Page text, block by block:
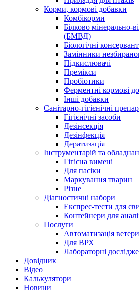
Корми, кормові добавки
Комбікорми
Білково мінерально-
(БМВД)
Біологічні
Замінники
Підкислювачі
Премікси
Пробіотики
Ферментні кормові
Інші добавки
Санітарно-гігієнічні
Гігієнічні засоби
Дезінсекція
Дезінфекція
Дератизація
Інструментарій та
Гігієна вимені
Для пасіки
Маркування тварин
Різне
Діагностичні набори
Експрес-тести для
Контейнери для
Послуги
Автоматизація
Для ВРХ
Лабораторні
Довідник
Відео
Калькулятори
Новини